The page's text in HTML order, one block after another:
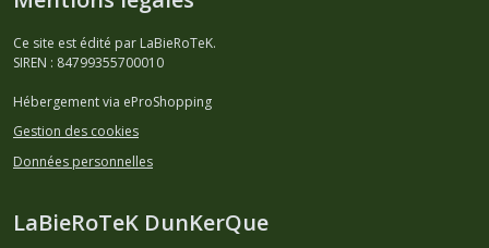
Ce site est édité par LaBieRoTeK.
SIREN : 84799355700010
Hébergement via eProShopping
Gestion des cookies
Données personnelles
LaBieRoTeK DunKerQue